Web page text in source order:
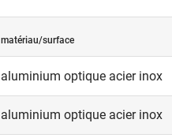
matériau/surface
aluminium optique acier inox
aluminium optique acier inox